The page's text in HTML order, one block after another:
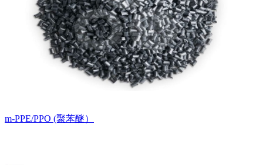
m-PPE/PPO (聚苯醚）